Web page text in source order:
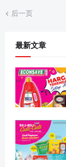
后一页
最新文章